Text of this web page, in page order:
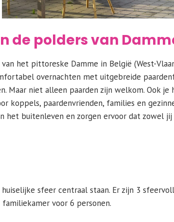
de polders van
het pittoreske Damme in België (West-
overnachten met uitgebreide
Maar niet alleen paarden zijn welkom. Ook je
koppels, paardenvrienden, families en
het buitenleven en zorgen ervoor dat zowel
sfeer centraal staan. Er zijn 3
familiekamer voor 6 personen.